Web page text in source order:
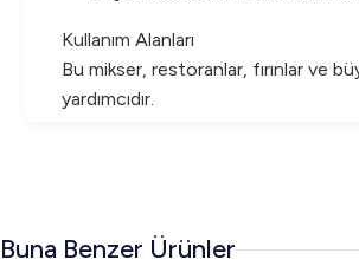
Kullanım Alanları
Bu mikser, restoranlar, fırınlar ve
yardımcıdır.
Buna Benzer Ürünler